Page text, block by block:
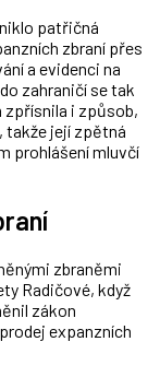
patřičná
zbraní přes
a evidenci na
zahraničí se tak
i způsob,
takže její zpětná
prohlášení mluvčí
zbraněmi
Radičové, když
zákon
expanzních